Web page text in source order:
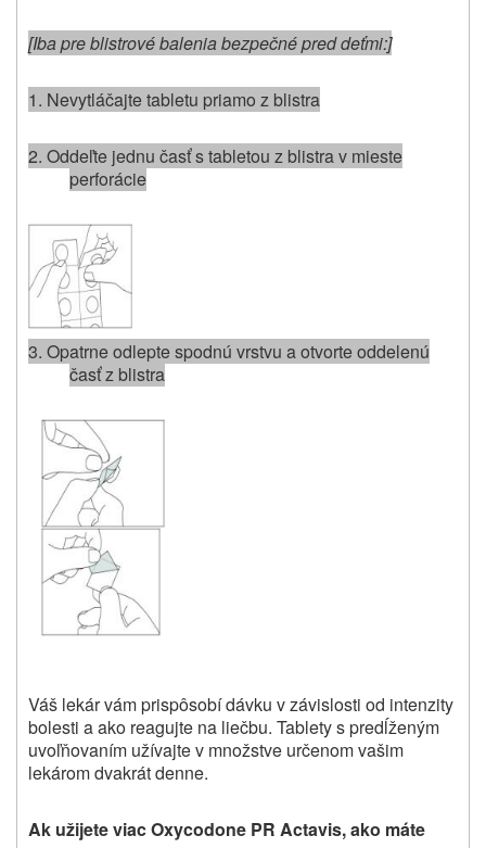
[Iba pre blistrové balenia bezpečné pred deťmi:]
1. Nevytláčajte tabletu priamo z blistra
2. Oddeľte jednu časť s tabletou z blistra v mieste
perforácie
3. Opatrne odlepte spodnú vrstvu a otvorte oddelenú
časť z blistra
Váš lekár vám prispôsobí dávku v závislosti od intenzity
bolesti a ako reagujte na liečbu. Tablety s predĺženým
uvoľňovaním užívajte v množstve určenom vašim
lekárom dvakrát denne.
Ak užijete viac Oxycodone PR Actavis, ako máte